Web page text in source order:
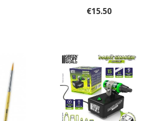
€15.50